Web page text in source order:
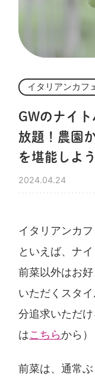
イタリアンカフ
GWのナイ
放題！農園
を堪能しよう
2024.04.24
イタリアンカ
といえば、ナイ
前菜以外はお
いただくスタ
分追求いただ
はこちらから）
前菜は、通常